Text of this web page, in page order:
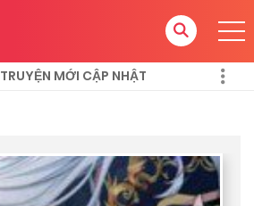
TRUYỆN MỚI CẬP NHẬT